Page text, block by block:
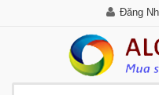
Đăng